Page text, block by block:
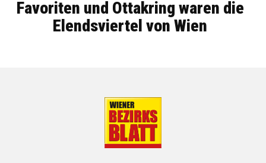
Favoriten und Ottakring waren die
Elendsviertel von Wien